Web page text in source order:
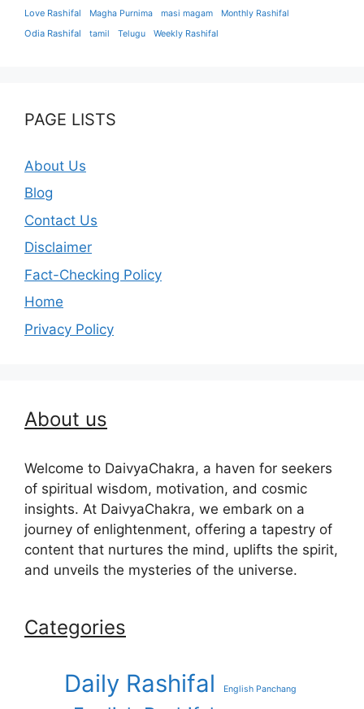
Love Rashifal
Magha Purnima masi magam Monthly Rashifal
Odia Rashifal tamil Telugu Weekly Rashifal
PAGE LISTS
About Us
Blog
Contact Us
Disclaimer
Fact-Checking Policy
Home
Privacy Policy
About us
Welcome to DaivyaChakra, a haven for seekers
of spiritual wisdom, motivation, and cosmic
insights. At DaivyaChakra, we embark on a
journey of enlightenment, offering a tapestry of
content that nurtures the mind, uplifts the spirit,
and unveils the mysteries of the universe.
Categories
Daily Rashifal English Panchang